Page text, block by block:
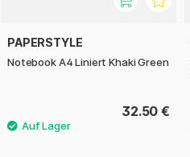
PAPERSTYLE
Notebook A4 Liniert Khaki Green
32.50 €